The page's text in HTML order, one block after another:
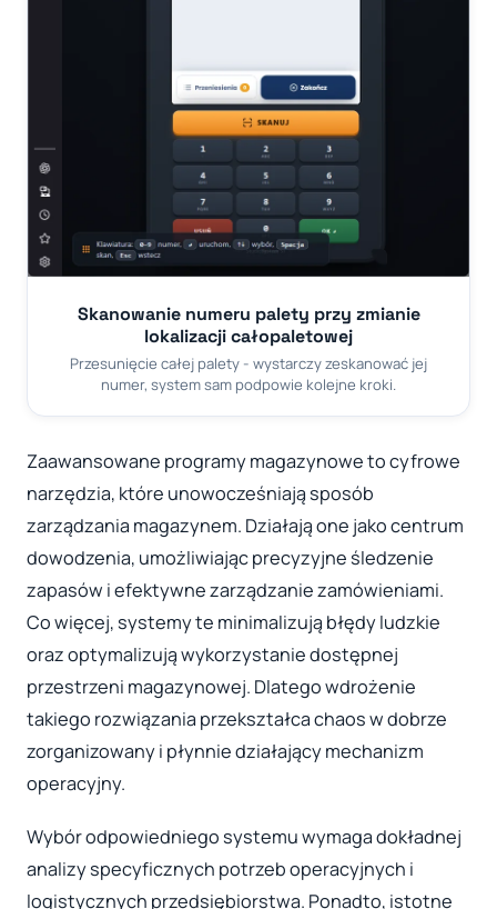
Skanowanie numeru palety przy zmianie
lokalizacji całopaletowej
Przesunięcie całej palety - wystarczy zeskanować jej
numer, system sam podpowie kolejne kroki.
Zaawansowane programy magazynowe to cyfrowe
narzędzia, które unowocześniają sposób
zarządzania magazynem. Działają one jako centrum
dowodzenia, umożliwiając precyzyjne śledzenie
zapasów i efektywne zarządzanie zamówieniami.
Co więcej, systemy te minimalizują błędy ludzkie
oraz optymalizują wykorzystanie dostępnej
przestrzeni magazynowej. Dlatego wdrożenie
takiego rozwiązania przekształca chaos w dobrze
zorganizowany i płynnie działający mechanizm
operacyjny.
Wybór odpowiedniego systemu wymaga dokładnej
analizy specyficznych potrzeb operacyjnych i
logistycznych przedsiębiorstwa. Ponadto, istotne